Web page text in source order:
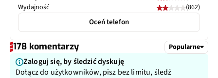
Wydajność
(862)
Oceń telefon
178 komentarzy Popularne
Zaloguj się, by śledzić dyskuję
Dołącz do użytkowników, pisz bez limitu, śledź